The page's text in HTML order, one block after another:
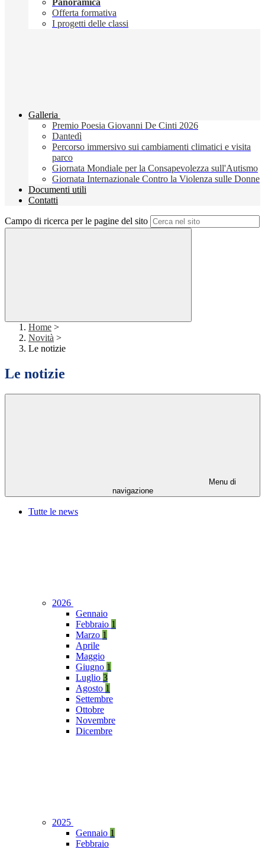
Panoramica
Offerta formativa
I progetti delle classi
Galleria
Premio Poesia Giovanni De Cinti 2026
Dantedì
Percorso immersivo sui cambiamenti climatici e visita
parco
Giornata Mondiale per la Consapevolezza sull'Autismo
Giornata Internazionale Contro la Violenza sulle Donne
Documenti utili
Contatti
Campo di ricerca per le pagine del sito
Home >
Novità >
Le notizie
Le notizie
Menu di
navigazione
Tutte le news
2026
Gennaio
Febbraio 1
Marzo 1
Aprile
Maggio
Giugno 1
Luglio 3
Agosto 1
Settembre
Ottobre
Novembre
Dicembre
2025
Gennaio 1
Febbraio